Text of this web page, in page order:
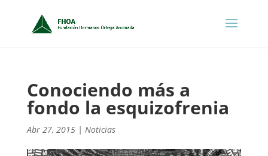
Conociendo más a
fondo la esquizofrenia
Abr 27, 2015| Noticias